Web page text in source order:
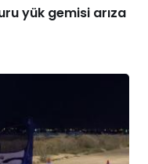
yük gemisi arıza